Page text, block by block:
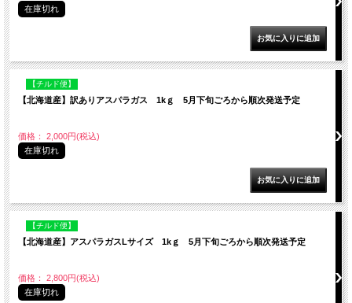
在庫切れ
【チルド便】
【北海道産】訳ありアスパラガス 1kｇ 5月下旬ごろから順次発送予定
価格： 2,000円(税込)
在庫切れ
【チルド便】
【北海道産】アスパラガスLサイズ 1kｇ 5月下旬ごろから順次発送予定
価格： 2,800円(税込)
在庫切れ